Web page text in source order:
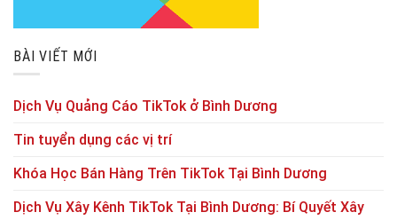
BÀI VIẾT MỚI
Dịch Vụ Quảng Cáo TikTok ở Bình Dương
Tin tuyển dụng các vị trí
Khóa Học Bán Hàng Trên TikTok Tại Bình Dương
Dịch Vụ Xây Kênh TikTok Tại Bình Dương: Bí Quyết Xây